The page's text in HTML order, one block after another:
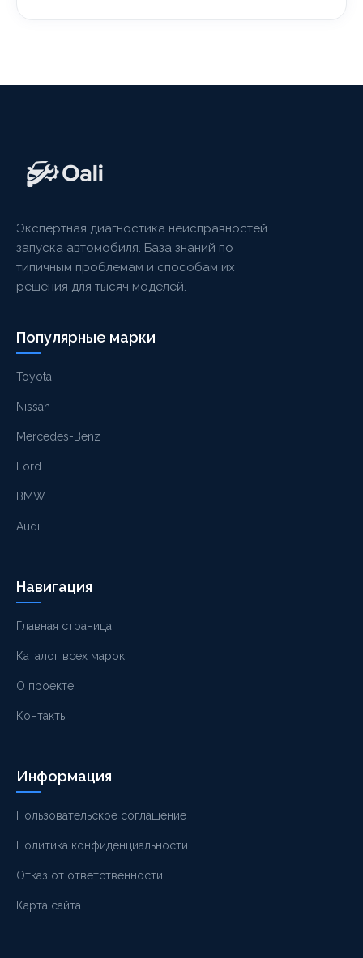
Экспертная диагностика неисправностей
запуска автомобиля. База знаний по
типичным проблемам и способам их
решения для тысяч моделей.
Популярные марки
Toyota
Nissan
Mercedes-Benz
Ford
BMW
Audi
Навигация
Главная страница
Каталог всех марок
О проекте
Контакты
Информация
Пользовательское соглашение
Политика конфиденциальности
Отказ от ответственности
Карта сайта